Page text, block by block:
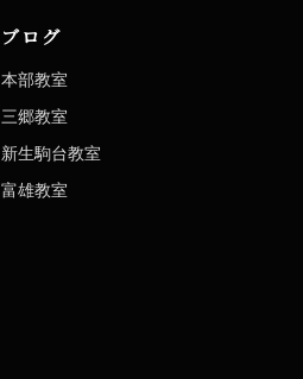
ブログ
本部教室
三郷教室
新生駒台教室
富雄教室